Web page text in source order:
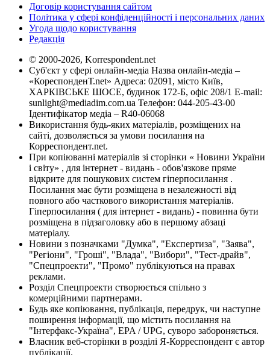
Договір користування сайтом
Політика у сфері конфіденційності і персональних даних
Угода щодо користування
Редакція
© 2000-2026, Korrespondent.net
Суб'єкт у сфері онлайн-медіа Назва онлайн-медіа –
«КореспонденТ.net» Адреса: 02091, місто Київ,
ХАРКІВСЬКЕ ШОСЕ, будинок 172-Б, офіс 208/1 E-mail:
sunlight@mediadim.com.ua Телефон: 044-205-43-00
Ідентифікатор медіа – R40-06068
Використання будь-яких матеріалів, розміщених на
сайті, дозволяється за умови посилання на
Корреспондент.net.
При копіюванні матеріалів зі сторінки « Новини України
і світу» , для інтернет - видань - обов'язкове пряме
відкрите для пошукових систем гіперпосилання .
Посилання має бути розміщена в незалежності від
повного або часткового використання матеріалів.
Гіперпосилання ( для інтернет - видань) - повинна бути
розміщена в підзаголовку або в першому абзаці
матеріалу.
Новини з позначками "Думка", "Експертиза", "Заява",
"Регіони", "Гроші", "Влада", "Вибори", "Тест-драйв",
"Спецпроекти", "Промо" публікуються на правах
реклами.
Розділ Спецпроекти створюється спільно з
комерційними партнерами.
Будь яке копіювання, публікація, передрук, чи наступне
поширення інформації, що містить посилання на
"Інтерфакс-Україна", EPA / UPG, суворо забороняється.
Власник веб-сторінки в розділі Я-Корреспондент є автор
публікації.